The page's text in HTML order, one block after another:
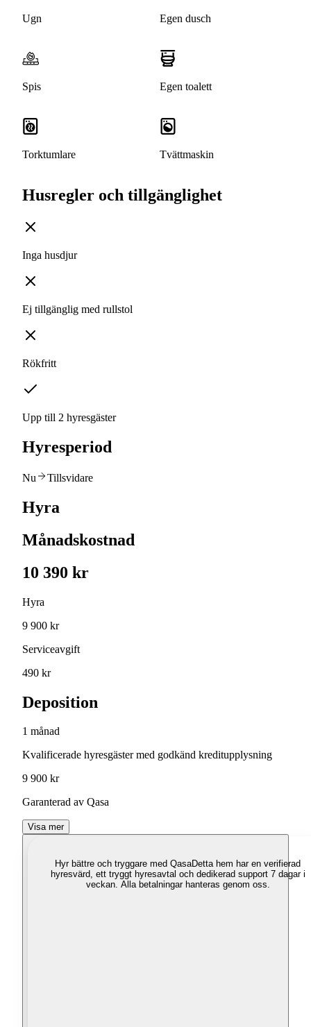
Ugn Egen dusch
Spis Egen toalett
Torktumlare Tvättmaskin
Husregler och tillgänglighet
Inga husdjur
Ej tillgänglig med rullstol
Rökfritt
Upp till 2 hyresgäster
Hyresperiod
Nu Tillsvidare
Hyra
Månadskostnad
10 390 kr
Hyra
9 900 kr
Serviceavgift
490 kr
Deposition
1 månad
Kvalificerade hyresgäster med godkänd kreditupplysning
9 900 kr
Garanterad av Qasa
Visa mer
Hyr bättre och tryggare med QasaDetta hem har en verifierad
hyresvärd, ett tryggt hyresavtal och dedikerad support 7 dagar i
veckan. Alla betalningar hanteras genom oss.